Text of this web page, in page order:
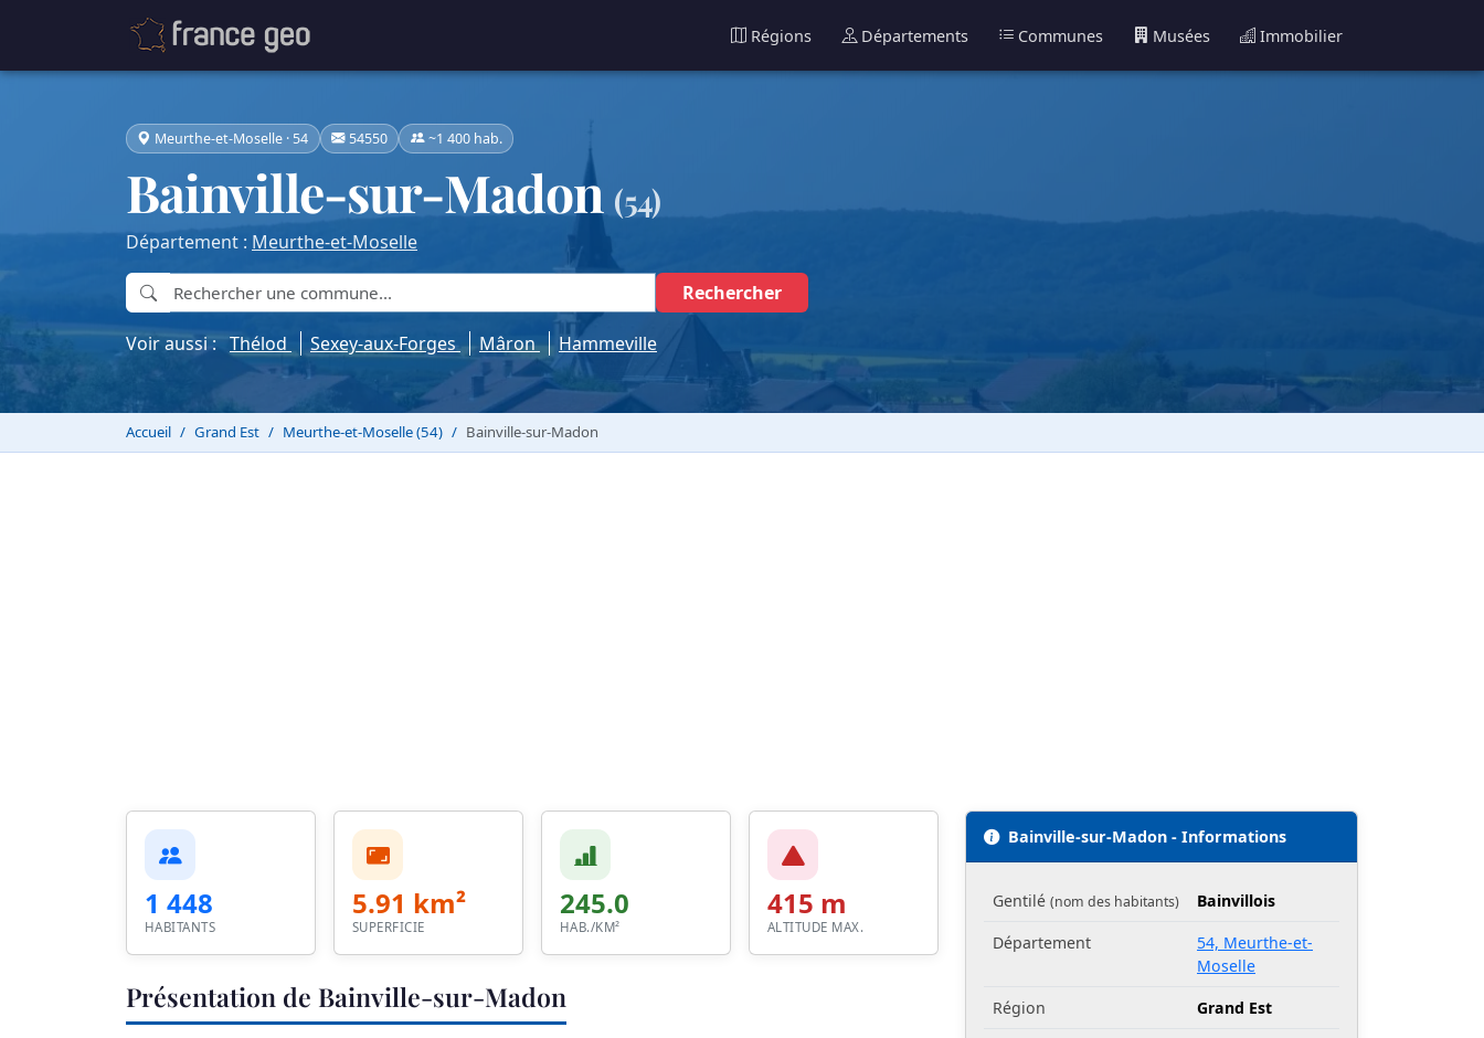
Régions Départements Communes Musées Immobilier
Meurthe-et-Moselle · 54 54550 ~1 400 hab.
Bainville-sur-Madon (54)
Département : Meurthe-et-Moselle
Rechercher
Voir aussi :Thélod Sexey-aux-Forges Mâron Hammeville
Accueil Grand Est Meurthe-et-Moselle (54) Bainville-sur-Madon
1 448
HABITANTS
5.91 km²
SUPERFICIE
245.0
HAB./KM²
415 m
ALTITUDE MAX.
Présentation de Bainville-sur-Madon
Bainville-sur-Madon - Informations
Gentilé (nom des habitants)
Bainvillois
Département
54, Meurthe-et-
Moselle
Région
Grand Est